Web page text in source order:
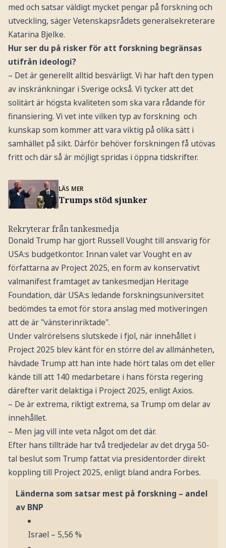
med och satsar väldigt mycket pengar på forskning och
utveckling, säger Vetenskapsrådets generalsekreterare
Katarina Bjelke.
Hur ser du på risker för att forskning begränsas
utifrån ideologi?
– Det är generellt alltid besvärligt. Vi har haft den typen
av inskränkningar i Sverige också. Vi tycker att det
solitärt är högsta kvaliteten som ska vara rådande för
finansiering. Vi vet inte vilken typ av forskning och
kunskap som kommer att vara viktig på olika sätt i
samhället på sikt. Därför behöver forskningen få utövas
fritt och där så är möjligt spridas i öppna tidskrifter.
LÄS MER
Trumps stöd sjunker
Rekryterar från tankesmedja
Donald Trump har gjort Russell Vought till ansvarig för
USA:s budgetkontor. Innan valet var Vought en av
författarna av Project 2025, en form av konservativt
valmanifest framtaget av tankesmedjan Heritage
Foundation, där USA:s ledande forskningsuniversitet
bedömdes ta emot för stora anslag med motiveringen
att de är "vänsterinriktade".
Under valrörelsens slutskede i fjol, när innehållet i
Project 2025 blev känt för en större del av allmänheten,
hävdade Trump att han inte hade hört talas om det eller
kände till att 140 medarbetare i hans första regering
därefter varit delaktiga i Project 2025, enligt Axios.
– De är extrema, riktigt extrema, sa Trump om delar av
innehållet.
– Men jag vill inte veta något om det där.
Efter hans tillträde har två tredjedelar av det dryga 50-
tal beslut som Trump fattat via presidentorder direkt
koppling till Project 2025, enligt bland andra Forbes.
Länderna som satsar mest på forskning – andel
av BNP
Israel – 5,56 %